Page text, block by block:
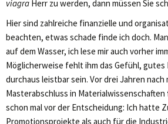
viagra Herr zu werden, dann müssen Sie
Hier sind zahlreiche finanzielle und
beachten, etwas schade finde ich doch.
auf dem Wasser, ich lese mir auch vorher
Möglicherweise fehlt ihm das Gefühl,
durchaus leistbar sein. Vor drei Jahren nach
Masterabschluss in Materialwissenschaften
schon mal vor der Entscheidung: Ich hatte
Promotionsprojekte als auch für die